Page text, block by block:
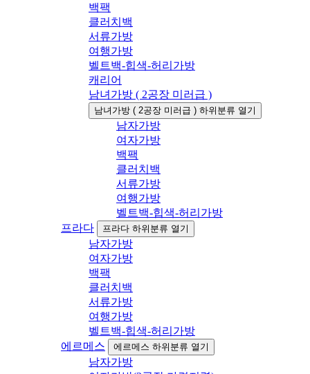
백팩
클러치백
서류가방
여행가방
벨트백-힙색-허리가방
캐리어
남녀가방 ( 2공장 미러급 )
남녀가방 ( 2공장 미러급 ) 하위분류 열기
남자가방
여자가방
백팩
클러치백
서류가방
여행가방
벨트백-힙색-허리가방
프라다
프라다 하위분류 열기
남자가방
여자가방
백팩
클러치백
서류가방
여행가방
벨트백-힙색-허리가방
에르메스
에르메스 하위분류 열기
남자가방